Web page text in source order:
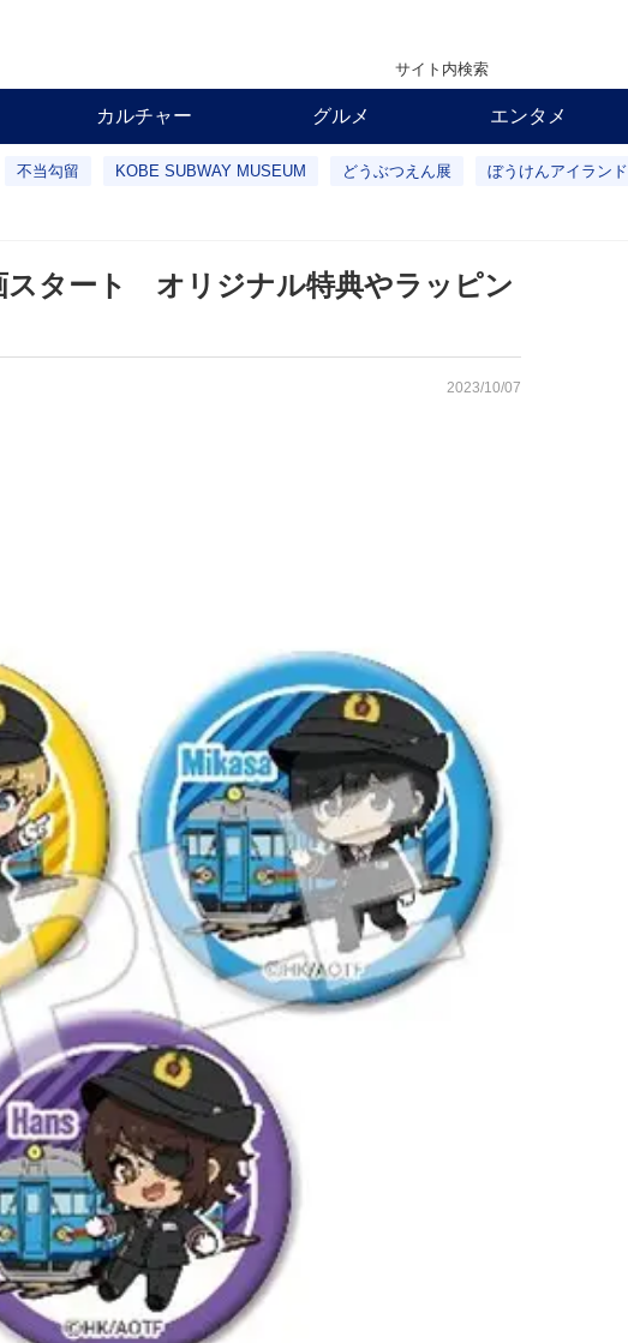
サイト内検索
カルチャー グルメ エンタメ
不当勾留 KOBE SUBWAY MUSEUM どうぶつえん展 ぼうけんアイランド
タート オリジナル特典やラッピン
2023/10/07